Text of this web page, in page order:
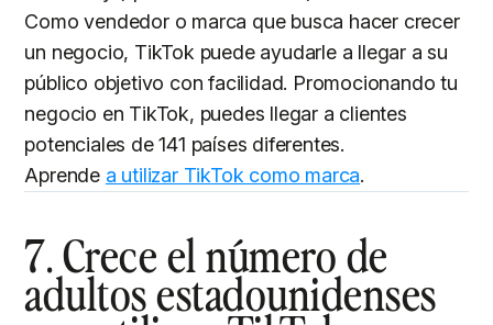
Como vendedor o marca que busca hacer crecer
un negocio, TikTok puede ayudarle a llegar a su
público objetivo con facilidad. Promocionando tu
negocio en TikTok, puedes llegar a clientes
potenciales de 141 países diferentes.
Aprende a utilizar TikTok como marca.
7. Crece el número de
adultos estadounidenses